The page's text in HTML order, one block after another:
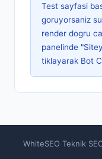
Test sayfasi
goruyorsaniz
render dogru
panelinde
tiklayarak Bot
WhiteSEO Teknik